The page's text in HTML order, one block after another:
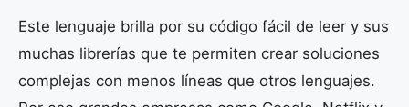
Este lenguaje brilla por su código fácil de leer y sus
muchas librerías que te permiten crear soluciones
complejas con menos líneas que otros lenguajes.